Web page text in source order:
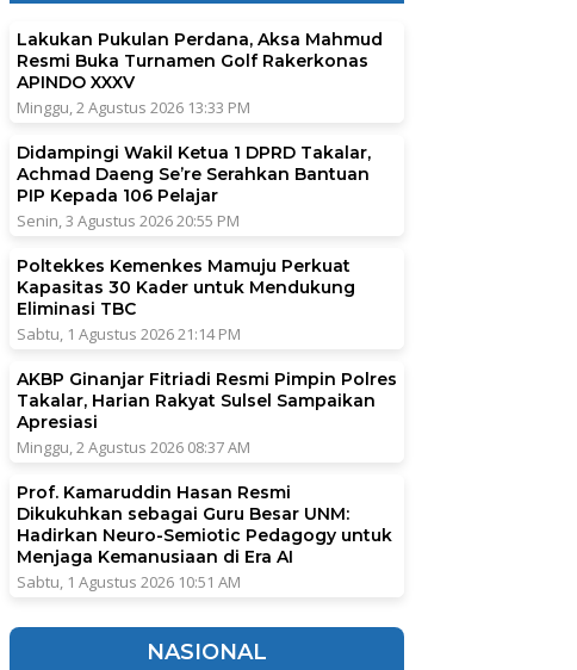
Lakukan Pukulan Perdana, Aksa Mahmud
Resmi Buka Turnamen Golf Rakerkonas
APINDO XXXV
Minggu, 2 Agustus 2026 13:33 PM
Didampingi Wakil Ketua 1 DPRD Takalar,
Achmad Daeng Se’re Serahkan Bantuan
PIP Kepada 106 Pelajar
Senin, 3 Agustus 2026 20:55 PM
Poltekkes Kemenkes Mamuju Perkuat
Kapasitas 30 Kader untuk Mendukung
Eliminasi TBC
Sabtu, 1 Agustus 2026 21:14 PM
AKBP Ginanjar Fitriadi Resmi Pimpin Polres
Takalar, Harian Rakyat Sulsel Sampaikan
Apresiasi
Minggu, 2 Agustus 2026 08:37 AM
Prof. Kamaruddin Hasan Resmi
Dikukuhkan sebagai Guru Besar UNM:
Hadirkan Neuro-Semiotic Pedagogy untuk
Menjaga Kemanusiaan di Era AI
Sabtu, 1 Agustus 2026 10:51 AM
NASIONAL